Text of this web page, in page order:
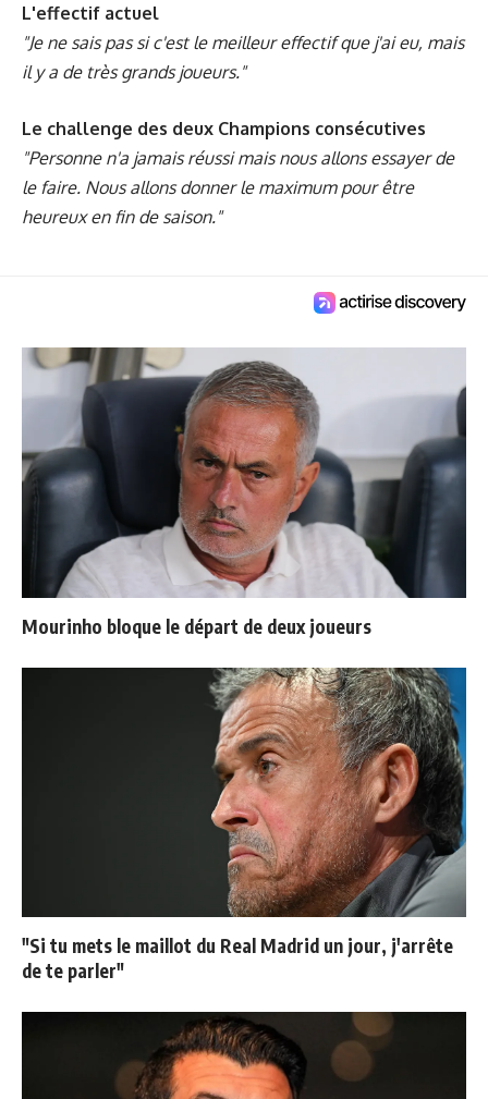
L'effectif actuel
"Je ne sais pas si c'est le meilleur effectif que j'ai eu, mais
il y a de très grands joueurs."
Le challenge des deux Champions consécutives
"Personne n'a jamais réussi mais nous allons essayer de
le faire. Nous allons donner le maximum pour être
heureux en fin de saison."
Mourinho bloque le départ de deux joueurs
"Si tu mets le maillot du Real Madrid un jour, j'arrête
de te parler"